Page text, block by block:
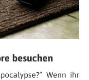
besuchen
Wenn ihr